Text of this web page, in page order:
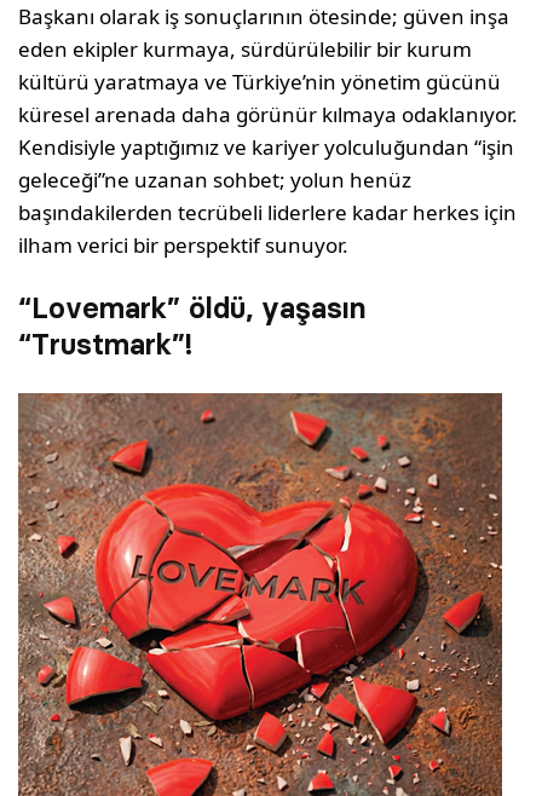
Başkanı olarak iş sonuçlarının ötesinde; güven inşa
eden ekipler kurmaya, sürdürülebilir bir kurum
kültürü yaratmaya ve Türkiye’nin yönetim gücünü
küresel arenada daha görünür kılmaya odaklanıyor.
Kendisiyle yaptığımız ve kariyer yolculuğundan “işin
geleceği”ne uzanan sohbet; yolun henüz
başındakilerden tecrübeli liderlere kadar herkes için
ilham verici bir perspektif sunuyor.
“Lovemark” öldü, yaşasın
“Trustmark”!